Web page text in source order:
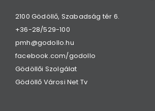
2100 Gödöllő, Szabadság tér 6.
+36-28/529-100
pmh@godollo.hu
facebook.com/godollo
Gödöllői Szolgálat
Gödöllő Városi Net Tv